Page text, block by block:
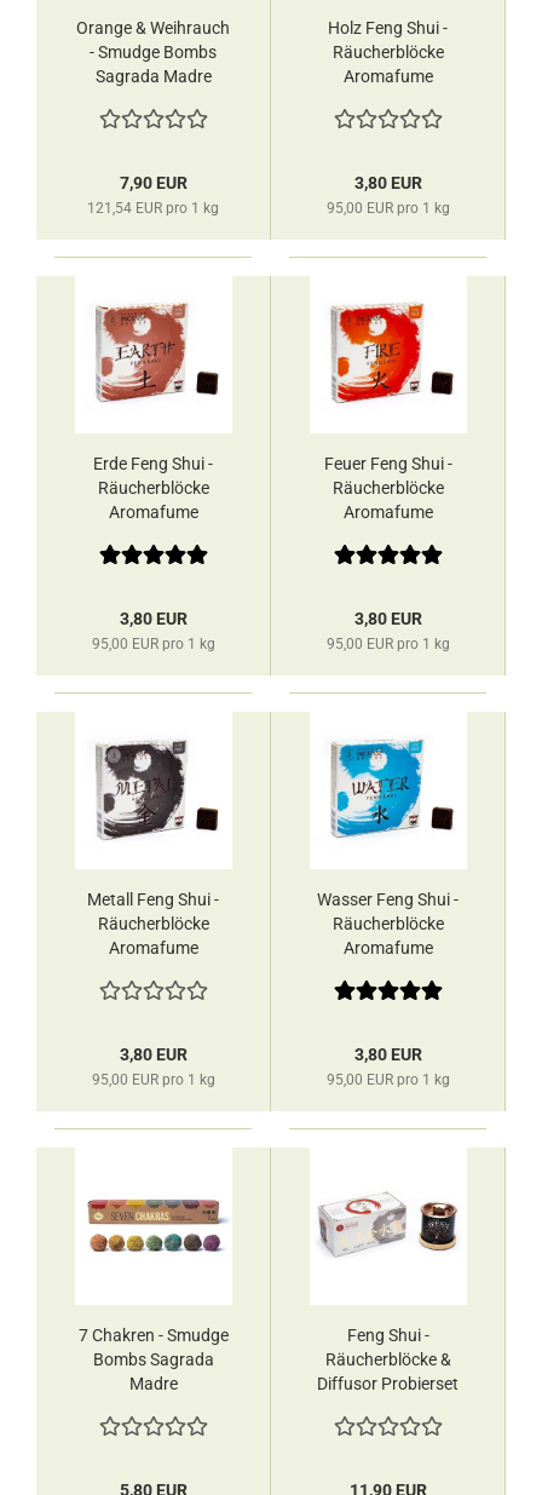
Orange & Weihrauch
- Smudge Bombs
Sagrada Madre
7,90 EUR
121,54 EUR pro 1 kg
Holz Feng Shui -
Räucherblöcke
Aromafume
3,80 EUR
95,00 EUR pro 1 kg
Erde Feng Shui -
Räucherblöcke
Aromafume
3,80 EUR
95,00 EUR pro 1 kg
Feuer Feng Shui -
Räucherblöcke
Aromafume
3,80 EUR
95,00 EUR pro 1 kg
Metall Feng Shui -
Räucherblöcke
Aromafume
3,80 EUR
95,00 EUR pro 1 kg
Wasser Feng Shui -
Räucherblöcke
Aromafume
3,80 EUR
95,00 EUR pro 1 kg
7 Chakren - Smudge
Bombs Sagrada
Madre
5,80 EUR
Feng Shui -
Räucherblöcke &
Diffusor Probierset
11,90 EUR